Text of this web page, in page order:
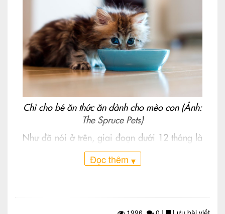
Chỉ cho bé ăn thức ăn dành cho mèo con (Ảnh:
The Spruce Pets)
Như đã nói ở trên, giai đoạn dưới 12 tháng là
thời kỳ phát triển rất nhanh chóng của mèo
con. Không chỉ vậy, ở độ tuổi này, mèo con vô
Đọc thêm ▾